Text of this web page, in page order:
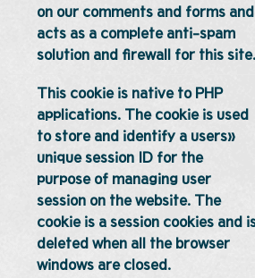
on our comments and forms and
acts as a complete anti-spam
solution and firewall for this site.
This cookie is native to PHP
applications. The cookie is used
to store and identify a users»
unique session ID for the
purpose of managing user
session on the website. The
cookie is a session cookies and
deleted when all the browser
windows are closed.